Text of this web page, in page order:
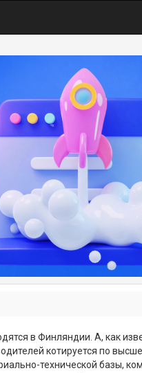
в Финляндии. А, как
котируется по
технической базы,